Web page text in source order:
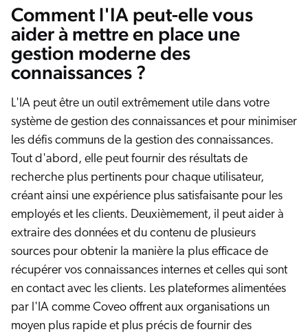
Comment l'IA peut-elle vous
aider à mettre en place une
gestion moderne des
connaissances ?
L'IA peut être un outil extrêmement utile dans votre
système de gestion des connaissances et pour minimiser
les défis communs de la gestion des connaissances.
Tout d'abord, elle peut fournir des résultats de
recherche plus pertinents pour chaque utilisateur,
créant ainsi une expérience plus satisfaisante pour les
employés et les clients. Deuxièmement, il peut aider à
extraire des données et du contenu de plusieurs
sources pour obtenir la manière la plus efficace de
récupérer vos connaissances internes et celles qui sont
en contact avec les clients. Les plateformes alimentées
par l'IA comme Coveo offrent aux organisations un
moyen plus rapide et plus précis de fournir des